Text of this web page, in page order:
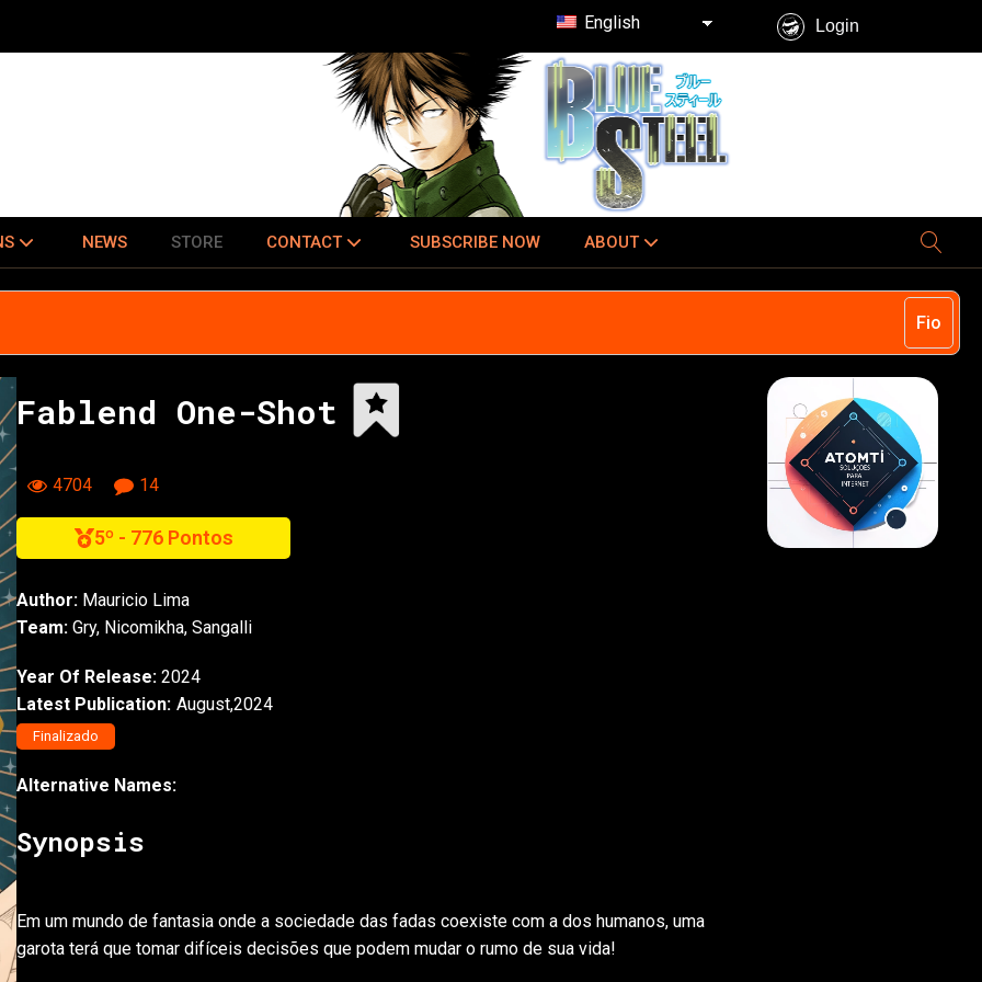
English Login
NEWS STORE CONTACT SUBSCRIBE NOW ABOUT
Fio
Fablend One-Shot
4704 14
5º - 776 Pontos
Author: Mauricio Lima
Team:Gry, Nicomikha, Sangalli
Year Of Release:2024
Latest Publication: August,2024
Finalizado
Alternative Names:
Synopsis
Em um mundo de fantasia onde a sociedade das fadas coexiste com a dos humanos, uma
garota terá que tomar difíceis decisões que podem mudar o rumo de sua vida!